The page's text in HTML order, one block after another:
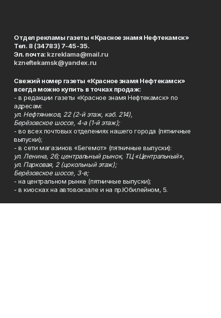
Отдел рекламы газеты «Красное знамя Нефтекамск»
Тел. 8 (34783) 7-45-35.
Эл. почта: kzreklama@mail.ru
kzneftekamsk@yandex.ru
Свежий номер газеты «Красное знамя Нефтекамск»
всегда можно купить в точках продаж:
- в редакции газеты «Красное знамя Нефтекамск» по
адресам:
ул. Нефтяников, 22 (2-й этаж, каб. 214),
Берёзовское шоссе, 4-а (1-й этаж);
- во всех почтовых отделениях нашего города (пятничные
выпуски);
- в сети магазинов «Бегемот» (пятничные выпуски):
ул. Ленина, 26; центральный рынок, ТЦ «Центральный»,
ул. Парковая, 2 (цокольный этаж);
Берёзовское шоссе, 3-в;
- на центральном рынке (пятничные выпуски);
- в киосках на автовокзале и на пр.Юбилейном, 5.